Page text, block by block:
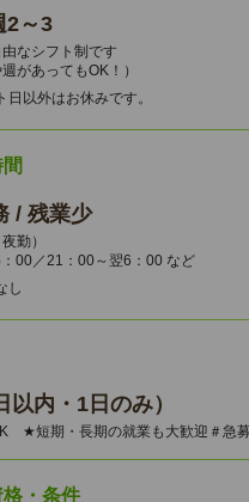
2～3
なシフト制です
があってもOK！）
日以外はお休みです。
/ 残業少
勤）
00／21：00～翌6：00 など
し
以内・1日のみ）
★短期・長期の就業も大歓迎＃急募
・条件